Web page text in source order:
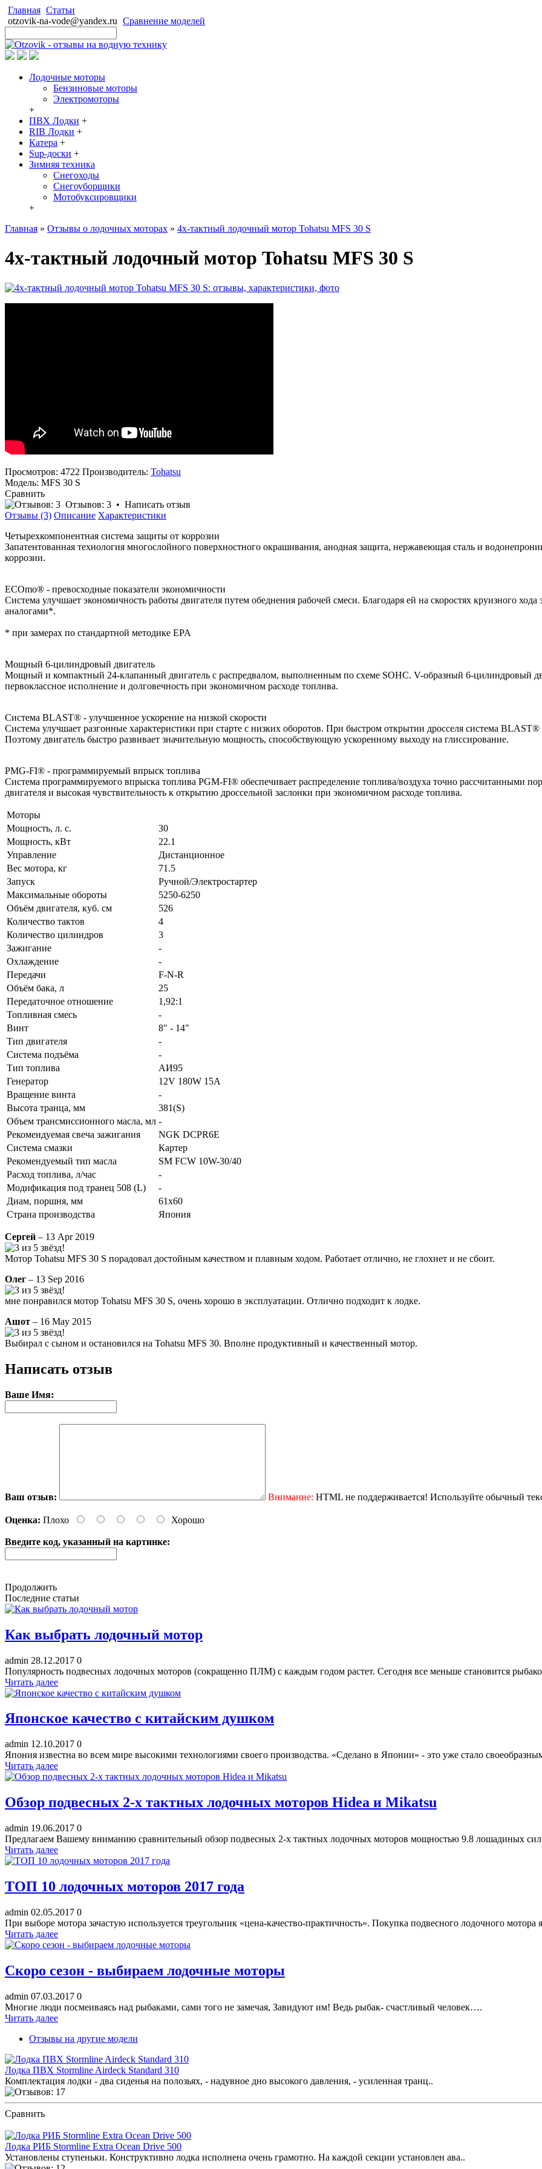
Главная Статьи
otzovik-na-vode@yandex.ru Сравнение моделей
Лодочные моторы
Бензиновые моторы
Электромоторы
+
ПВХ Лодки +
RIB Лодки +
Катера +
Sup-доски +
Зимняя техника
Снегоходы
Cнегоуборщики
Мотобуксировщики
+
Главная » Отзывы о лодочных моторах » 4х-тактный лодочный мотор Tohatsu MFS 30 S
4х-тактный лодочный мотор Tohatsu MFS 30 S
Просмотров: 4722 Производитель: Tohatsu
Модель: MFS 30 S
Сравнить
Отзывов: 3 • Написать отзыв
Отзывы (3) Описание Характеристики
Четырехкомпонентная система защиты от коррозии
Запатентованная технология многослойного поверхностного окрашивания, анодная защита, нержавеющая сталь и
коррозии.
ECOmo® - превосходные показатели экономичности
Система улучшает экономичность работы двигателя путем обеднения рабочей смеси. Благодаря ей на скоростях круизного
аналогами*.
* при замерах по стандартной методике EPA
Мощный 6-цилиндровый двигатель
Мощный и компактный 24-клапанный двигатель с распредвалом, выполненным по схеме SOHC. V-образный 6-цилиндровый
первоклассное исполнение и долговечность при экономичном расходе топлива.
Система BLAST® - улучшенное ускорение на низкой скорости
Система улучшает разгонные характеристики при старте с низких оборотов. При быстром открытии дросселя система BLAST®
Поэтому двигатель быстро развивает значительную мощность, способствующую ускоренному выходу на глиссирование.
PMG-FI® - программируемый впрыск топлива
Система программируемого впрыска топлива PGM-FI® обеспечивает распределение топлива/воздуха точно рассчитанными
двигателя и высокая чувствительность к открытию дроссельной заслонки при экономичном расходе топлива.
Моторы
Мощность, л. с.
30
Мощность, кВт
22.1
Управление
Дистанционное
Вес мотора, кг
71.5
Запуск
Ручной/Электростартер
Максимальные обороты
5250-6250
Объём двигателя, куб. см
526
Количество тактов
4
Количество цилиндров
3
Зажигание
-
Охлаждение
-
Передачи
F-N-R
Объём бака, л
25
Передаточное отношение
1,92:1
Топливная смесь
-
Винт
8" - 14"
Тип двигателя
-
Система подъёма
-
Тип топлива
АИ95
Генератор
12V 180W 15A
Вращение винта
-
Высота транца, мм
381(S)
Объем трансмиссионного масла, мл -
Рекомендуемая свеча зажигания
NGK DCPR6E
Система смазки
Картер
Рекомендуемый тип масла
SM FCW 10W-30/40
Расход топлива, л/час
-
Модификация под транец 508 (L)
-
Диам, поршня, мм
61x60
Страна производства
Япония
Сергей – 13 Apr 2019
Мотор Tohatsu MFS 30 S порадовал достойным качеством и плавным ходом. Работает отлично, не глохнет и не сбоит.
Олег – 13 Sep 2016
мне понравился мотор Tohatsu MFS 30 S, очень хорошо в эксплуатации. Отлично подходит к лодке.
Ашот – 16 May 2015
Выбирал с сыном и остановился на Tohatsu MFS 30. Вполне продуктивный и качественный мотор.
Написать отзыв
Ваше Имя:
Ваш отзыв: Внимание: HTML не поддерживается! Используйте обычный
Оценка: Плохо Хорошо
Введите код, указанный на картинке:
Продолжить
Последние статьи
Как выбрать лодочный мотор
admin 28.12.2017 0
Популярность подвесных лодочных моторов (сокращенно ПЛМ) с каждым годом растет. Сегодня все меньше становится
Читать далее
Японское качество с китайским душком
admin 12.10.2017 0
Япония известна во всем мире высокими технологиями своего производства. «Сделано в Японии» - это уже стало
Читать далее
Обзор подвесных 2-х тактных лодочных моторов Hidea и Mikatsu
admin 19.06.2017 0
Предлагаем Вашему вниманию сравнительный обзор подвесных 2-х тактных лодочных моторов мощностью 9.8 лошадиных сил
Читать далее
ТОП 10 лодочных моторов 2017 года
admin 02.05.2017 0
При выборе мотора зачастую используется треугольник «цена-качество-практичность». Покупка подвесного лодочного
Читать далее
Скоро сезон - выбираем лодочные моторы
admin 07.03.2017 0
Многие люди посмеиваясь над рыбаками, сами того не замечая, Завидуют им! Ведь рыбак- счастливый
Читать далее
Отзывы на другие модели
Лодка ПВХ Stormline Airdeck Standard 310
Комплектация лодки - два сиденья на полозьях, - надувное дно высокого давления, - усиленная транц..
Сравнить
Лодка РИБ Stormline Extra Ocean Drive 500
Установлены ступеньки. Конструктивно лодка исполнена очень грамотно. На каждой секции установлен ава..